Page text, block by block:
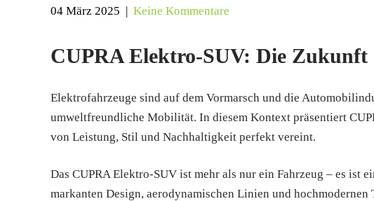
04 März 2025 | Keine Kommentare
CUPRA Elektro-SUV: Die
Elektrofahrzeuge sind auf dem Vormarsch und die
umweltfreundliche Mobilität. In diesem Kontext präsentiert
von Leistung, Stil und Nachhaltigkeit perfekt vereint.
Das CUPRA Elektro-SUV ist mehr als nur ein Fahrzeug – es ist
markanten Design, aerodynamischen Linien und